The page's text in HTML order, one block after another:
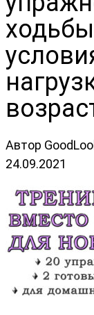
Автор
24.09.2021